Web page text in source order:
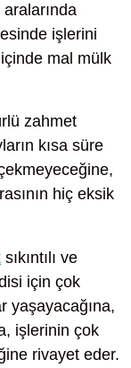
işlerini
mal mülk
zahmet
kısa süre
hiç eksik
sıkıntılı ve
için çok
yaşayacağına,
işlerinin çok
rivayet eder.